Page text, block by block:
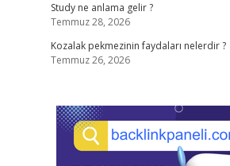
Study ne anlama gelir ?
Temmuz 28, 2026
Kozalak pekmezinin faydaları nelerdir ?
Temmuz 26, 2026